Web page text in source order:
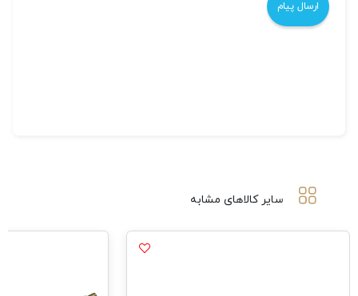
سایر کالاهای مشابه